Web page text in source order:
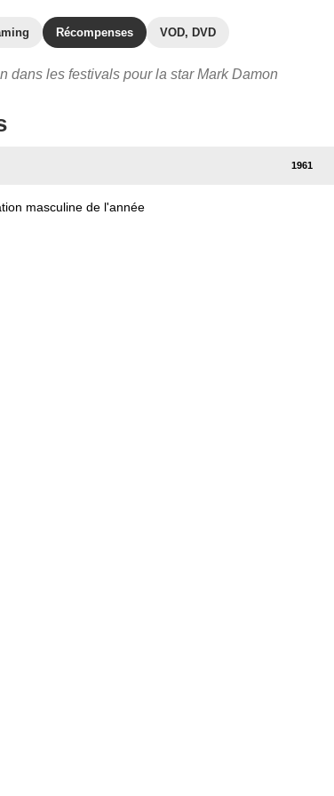
Récompenses VOD, DVD
dans les festivals pour la star Mark Damon
1961
masculine de l'année